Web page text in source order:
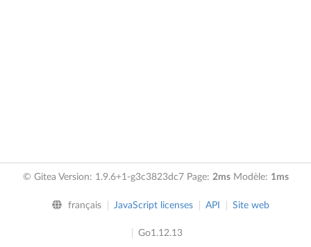
© Gitea Version: 1.9.6+1-g3c3823dc7 Page: 2msModèle: 1ms
français JavaScript licenses API Site web
Go1.12.13